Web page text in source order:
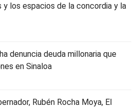
y los espacios de la concordia y la
denuncia deuda millonaria que
en Sinaloa
Rubén Rocha Moya, El